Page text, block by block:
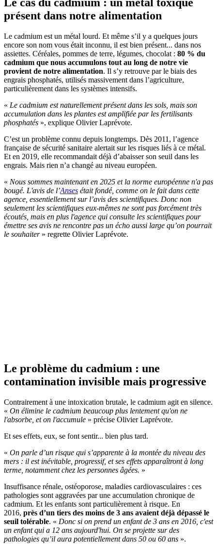
présent dans notre alimentation
Le cadmium est un métal lourd. Et même s’il y a quelques jours
encore son nom vous était inconnu, il est bien présent... dans nos
assiettes. Céréales, pommes de terre, légumes, chocolat : 80 % du
cadmium que nous accumulons tout au long de notre vie
provient de notre alimentation. Il s’y retrouve par le biais des
engrais phosphatés, utilisés massivement dans l’agriculture,
particulièrement dans les systèmes intensifs.
« Le cadmium est naturellement présent dans les sols, mais son
accumulation dans les plantes est amplifiée par les fertilisants
phosphatés », explique Olivier Laprévote.
C’est un problème connu depuis longtemps. Dès 2011, l’agence
française de sécurité sanitaire alertait sur les risques liés à ce métal.
Et en 2019, elle recommandait déjà d’abaisser son seuil dans les
engrais. Mais rien n’a changé au niveau européen.
« Nous sommes maintenant en 2025 et la norme européenne n'a pas
bougé. L'avis de l’Anses était fondé, comme on le fait dans cette
agence, essentiellement sur l’avis des scientifiques. Donc non
seulement les scientifiques eux-mêmes ne sont pas forcément très
écoutés, mais en plus l'agence qui consulte les scientifiques pour
émettre ses avis ne rencontre pas un écho aussi large qu’on pourrait
le souhaiter » regrette Olivier Laprévote.
Le problème du cadmium : une
contamination invisible mais progressive
Contrairement à une intoxication brutale, le cadmium agit en silence.
« On élimine le cadmium beaucoup plus lentement qu'on ne
l'absorbe, et on l'accumule » précise Olivier Laprévote.
Et ses effets, eux, se font sentir... bien plus tard.
« On parle d’un risque qui s’apparente à la montée du niveau des
mers : il est inévitable, progressif, et ses effets apparaîtront à long
terme, notamment chez les personnes âgées. »
Insuffisance rénale, ostéoporose, maladies cardiovasculaires : ces
pathologies sont aggravées par une accumulation chronique de
cadmium. Et les enfants sont particulièrement à risque. En
2016, près d’un tiers des moins de 3 ans avaient déjà dépassé le
seuil tolérable. « Donc si on prend un enfant de 3 ans en 2016, c'est
un enfant qui a 12 ans aujourd'hui. On se projette sur des
pathologies qu’il aura potentiellement dans 50 ou 60 ans ».